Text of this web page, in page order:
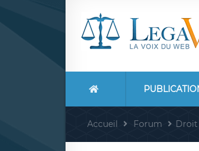
Accueil Forum Droit